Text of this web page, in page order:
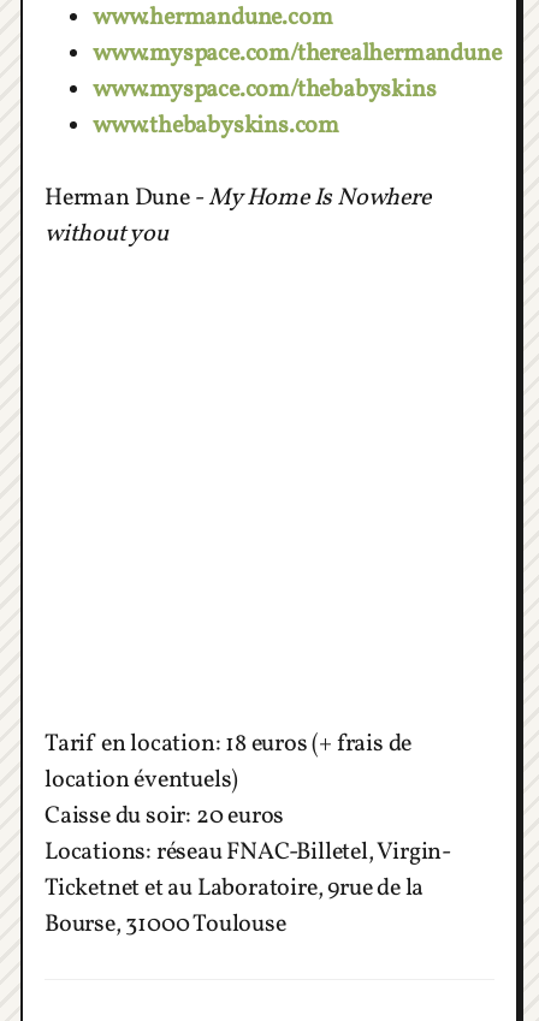
www.hermandune.com
www.myspace.com/therealhermandune
www.myspace.com/thebabyskins
www.thebabyskins.com
Herman Dune -My Home Is Nowhere
without you
Tarif en location: 18 euros (+ frais de
location éventuels)
Caisse du soir: 20 euros
Locations: réseau FNAC-Billetel, Virgin-
Ticketnet et au Laboratoire, 9rue de la
Bourse, 31000 Toulouse